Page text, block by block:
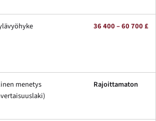
36 400 – 60 700 £
menetys
Rajoittamaton